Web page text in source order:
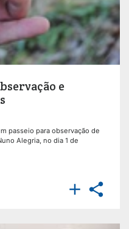
e
passeio para observação de
Alegria, no dia 1 de
 